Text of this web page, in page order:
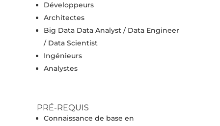
Développeurs
Architectes
Big Data Data Analyst / Data Engineer
/ Data Scientist
Ingénieurs
Analystes
PRÉ-REQUIS
Connaissance de base en